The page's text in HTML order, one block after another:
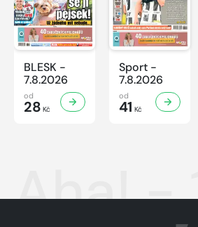
BLESK -
7.8.2026
od
28 Kč
Sport -
7.8.2026
od
41 Kč
Aha! -